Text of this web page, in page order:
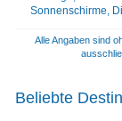
Sonnenschirme,
Alle Angaben sind
Beliebte